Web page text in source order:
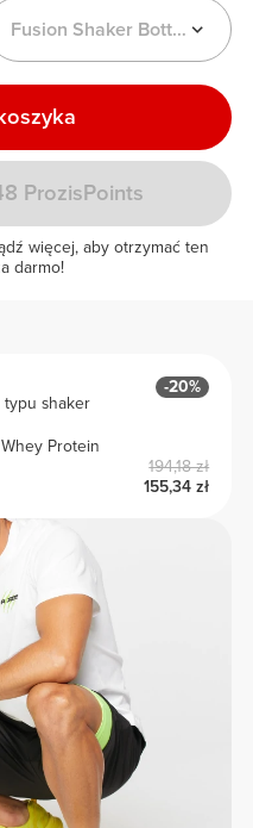
Fusion Shaker Bottle
ProzisPoints
więcej, aby otrzymać ten
darmo!
typu shaker
Protein
-20%
194,18 zł
155,34 zł